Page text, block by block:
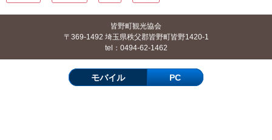
皆野町観光協会
〒369-1492 埼玉県秩父郡皆野町皆野1420-1
tel：0494-62-1462
モバイル PC